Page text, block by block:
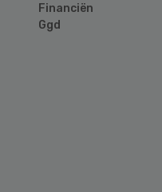
Financiën
Ggd